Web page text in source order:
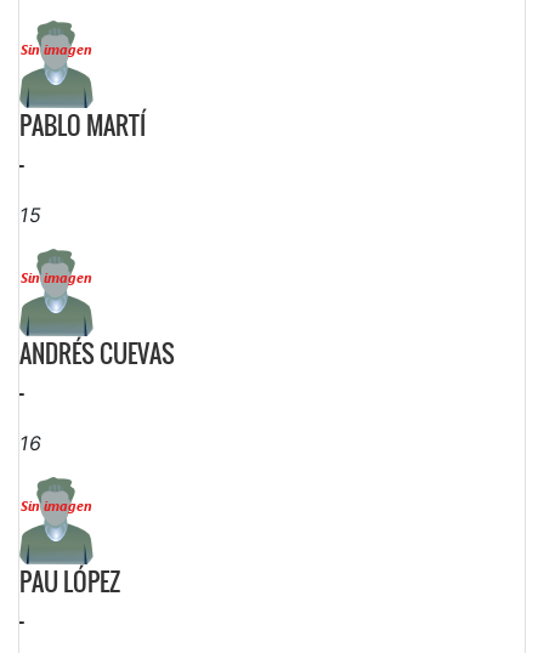
PABLO MARTÍ
-
15
ANDRÉS CUEVAS
-
16
PAU LÓPEZ
-